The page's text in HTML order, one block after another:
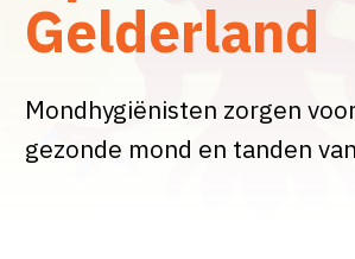
Gelderland
Mondhygiënisten zorgen
gezonde mond en tanden